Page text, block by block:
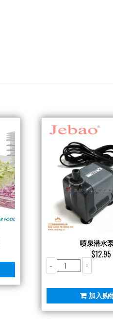
喷泉潜水
$12.95
- 喷
泉
泵
5W
+
加入购